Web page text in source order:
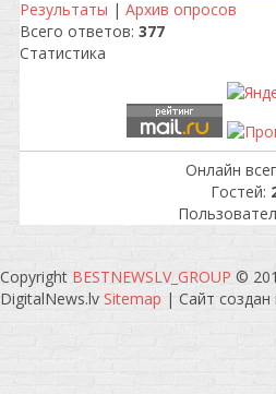
Результаты | Архив опросов
Всего ответов: 377
Статистика
Онлайн
Гостей:
Copyright BESTNEWSLV_GROUP ©
DigitalNews.lv Sitemap | Сайт создан